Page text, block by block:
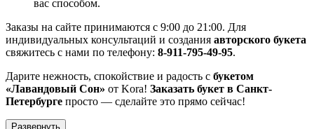
вас способом.
Заказы на сайте принимаются с 9:00 до 21:00. Для
индивидуальных консультаций и создания авторского букета
свяжитесь с нами по телефону: 8-911-795-49-95.
Дарите нежность, спокойствие и радость с букетом
«Лавандовый Сон» от Kora! Заказать букет в Санкт-
Петербурге просто — сделайте это прямо сейчас!
Развернуть